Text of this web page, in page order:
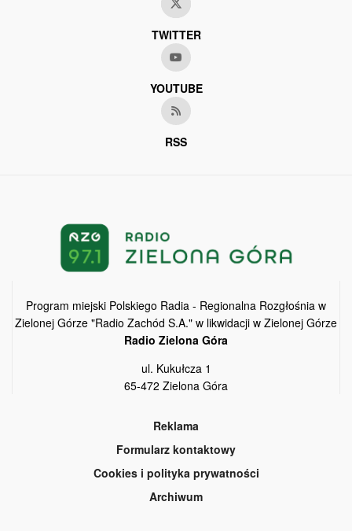
TWITTER
YOUTUBE
RSS
Program miejski Polskiego Radia - Regionalna Rozgłośnia w
Zielonej Górze "Radio Zachód S.A." w likwidacji w Zielonej Górze
Radio Zielona Góra
ul. Kukułcza 1
65-472 Zielona Góra
Reklama
Formularz kontaktowy
Cookies i polityka prywatności
Archiwum